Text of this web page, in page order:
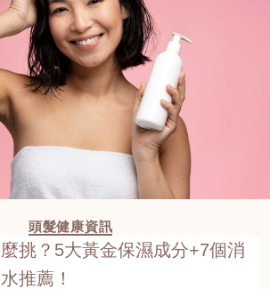
頭髮健康資訊
挑？5大黃金保濕成分+7個消
推薦！